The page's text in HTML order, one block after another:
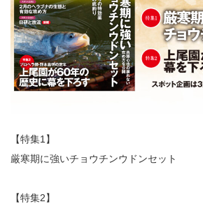
【特集1】
厳寒期に強いチョウチンウドンセット
【特集2】